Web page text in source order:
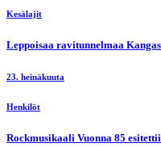
Kesälajit
Leppoisaa ravitunnelmaa
23. heinäkuuta
Henkilöt
Rockmusikaali Vuonna 85